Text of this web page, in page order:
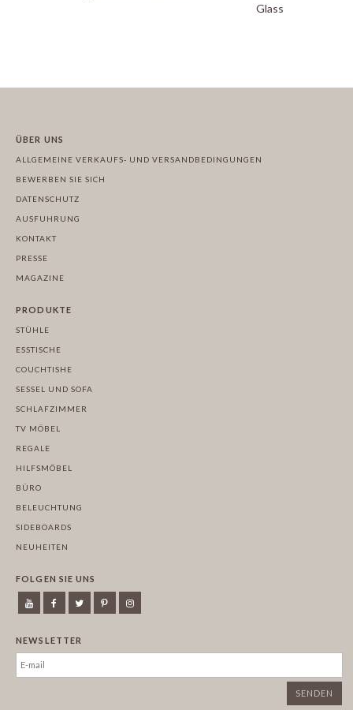
Glasschirm
ÜBER UNS
ALLGEMEINE VERKAUFS- UND VERSANDBEDINGUNGEN
BEWERBEN SIE SICH
DATENSCHUTZ
AUSFUHRUNG
KONTAKT
PRESSE
MAGAZINE
PRODUKTE
STÜHLE
ESSTISCHE
COUCHTISHE
SESSEL UND SOFA
SCHLAFZIMMER
TV MÖBEL
REGALE
HILFSMÖBEL
BÜRO
BELEUCHTUNG
SIDEBOARDS
NEUHEITEN
FOLGEN SIE UNS
NEWSLETTER